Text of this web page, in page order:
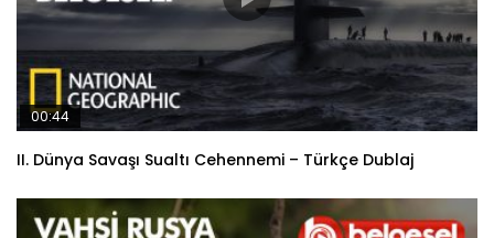
00:44
II. Dünya Savaşı Sualtı Cehennemi – Türkçe Dublaj